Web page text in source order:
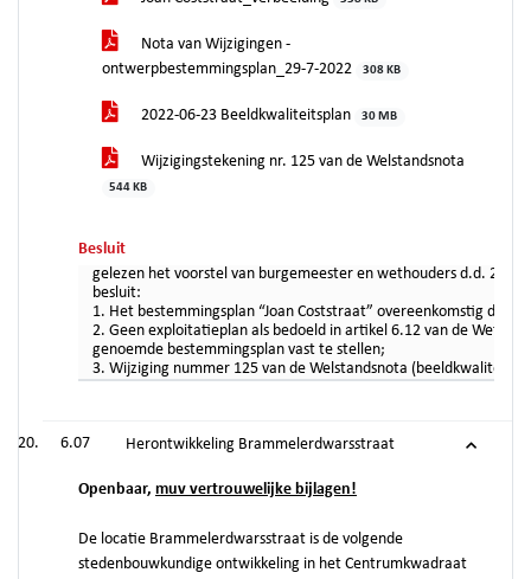
Nota van Wijzigingen -
ontwerpbestemmingsplan_29-7-2022
308 KB
2022-06-23 Beeldkwaliteitsplan 30 MB
Wijzigingstekening nr. 125 van de Welstandsnota
544 KB
Besluit
gelezen het voorstel van burgemeester en wethouders d.d. 27
besluit:
1. Het bestemmingsplan “Joan Coststraat” overeenkomstig de
2. Geen exploitatieplan als bedoeld in artikel 6.12 van de Wet
genoemde bestemmingsplan vast te stellen;
3. Wijziging nummer 125 van de Welstandsnota
6.07 Herontwikkeling Brammelerdwarsstraat
Openbaar, muv vertrouwelijke bijlagen!
De locatie Brammelerdwarsstraat is de volgende
stedenbouwkundige ontwikkeling in het Centrumkwadraat